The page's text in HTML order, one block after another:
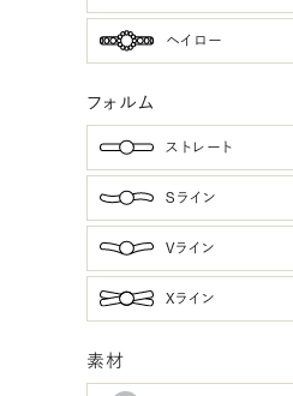
ヘイロー
フォルム
ストレート
Sライン
Vライン
Xライン
素材